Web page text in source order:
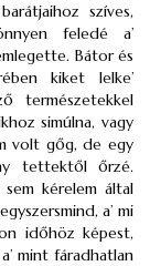
szíves,
feledé a’
Bátor és
kiket lelke’
természetekkel
simúlna, vagy
volt gőg, de egy
tettektől őrzé.
kérelem által
a’ mi
időhöz képest,
mint fáradhatlan